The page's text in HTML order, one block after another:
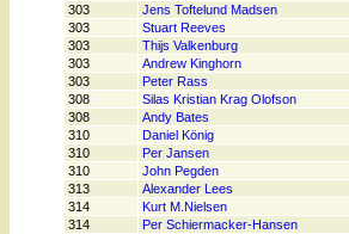
303
Jens Toftelund Madsen
303
Stuart Reeves
303
Thijs Valkenburg
303
Andrew Kinghorn
303
Peter Rass
308
Silas Kristian Krag Olofson
308
Andy Bates
310
Daniel König
310
Per Jansen
310
John Pegden
313
Alexander Lees
314
Kurt M.Nielsen
314
Per Schiermacker-Hansen